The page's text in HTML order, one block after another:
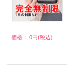
価格： 0円(税込)